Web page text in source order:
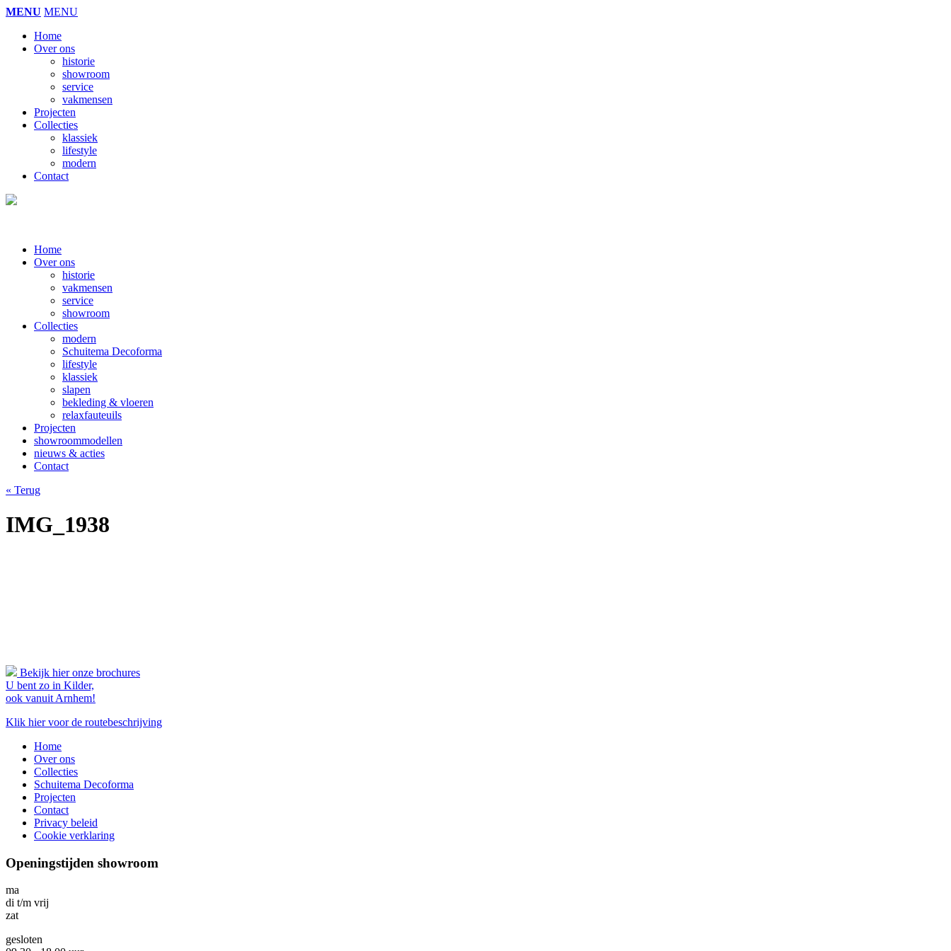
MENU MENU
Home
Over ons
historie
showroom
service
vakmensen
Projecten
Collecties
klassiek
lifestyle
modern
Contact
Home
Over ons
historie
vakmensen
service
showroom
Collecties
modern
Schuitema Decoforma
lifestyle
klassiek
slapen
bekleding & vloeren
relaxfauteuils
Projecten
showroommodellen
nieuws & acties
Contact
« Terug
IMG_1938
Bekijk hier onze brochures
U bent zo in Kilder,
ook vanuit Arnhem!
Klik hier voor de routebeschrijving
Home
Over ons
Collecties
Schuitema Decoforma
Projecten
Contact
Privacy beleid
Cookie verklaring
Openingstijden showroom
ma
di t/m vrij
zat
gesloten